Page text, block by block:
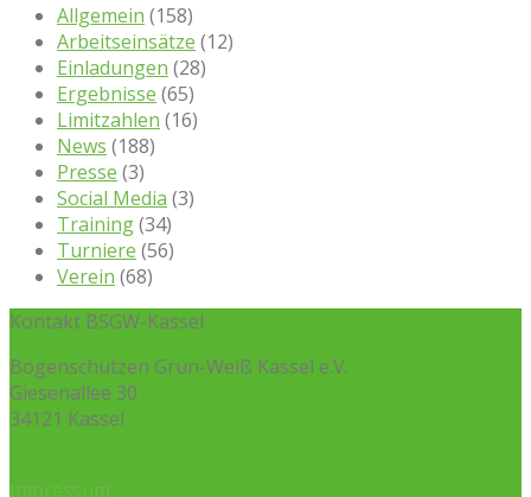
Allgemein (158)
Arbeitseinsätze (12)
Einladungen (28)
Ergebnisse (65)
Limitzahlen (16)
News (188)
Presse (3)
Social Media (3)
Training(34)
Turniere (56)
Verein (68)
Kontakt BSGW-Kassel
Bogenschützen Grün-Weiß Kassel e.V.
Giesenallee 30
34121 Kassel
Impressum